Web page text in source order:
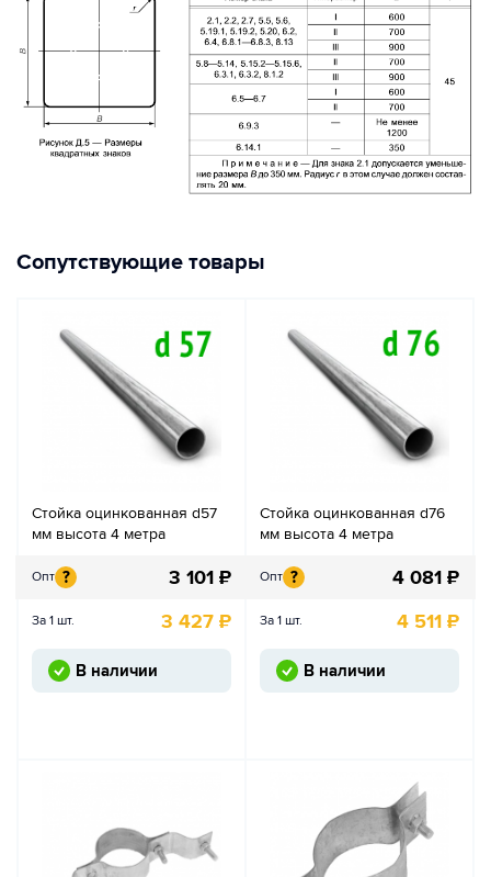
Сопутствующие товары
Стойка оцинкованная d57
мм высота 4 метра
Опт ? 3 101 ₽
За 1 шт. 3 427 ₽
В наличии
Стойка оцинкованная d76
мм высота 4 метра
Опт ? 4 081 ₽
За 1 шт. 4 511 ₽
В наличии